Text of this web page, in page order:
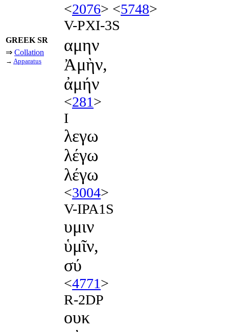
<2076> <5748>
V-PXI-3S
GREEK SR
⇒ Collation
→ Apparatus
αμην
Ἀμὴν,
ἀμήν
<281>
I
λεγω
λέγω
λέγω
<3004>
V-IPA1S
υμιν
ὑμῖν,
σύ
<4771>
R-2DP
ουκ